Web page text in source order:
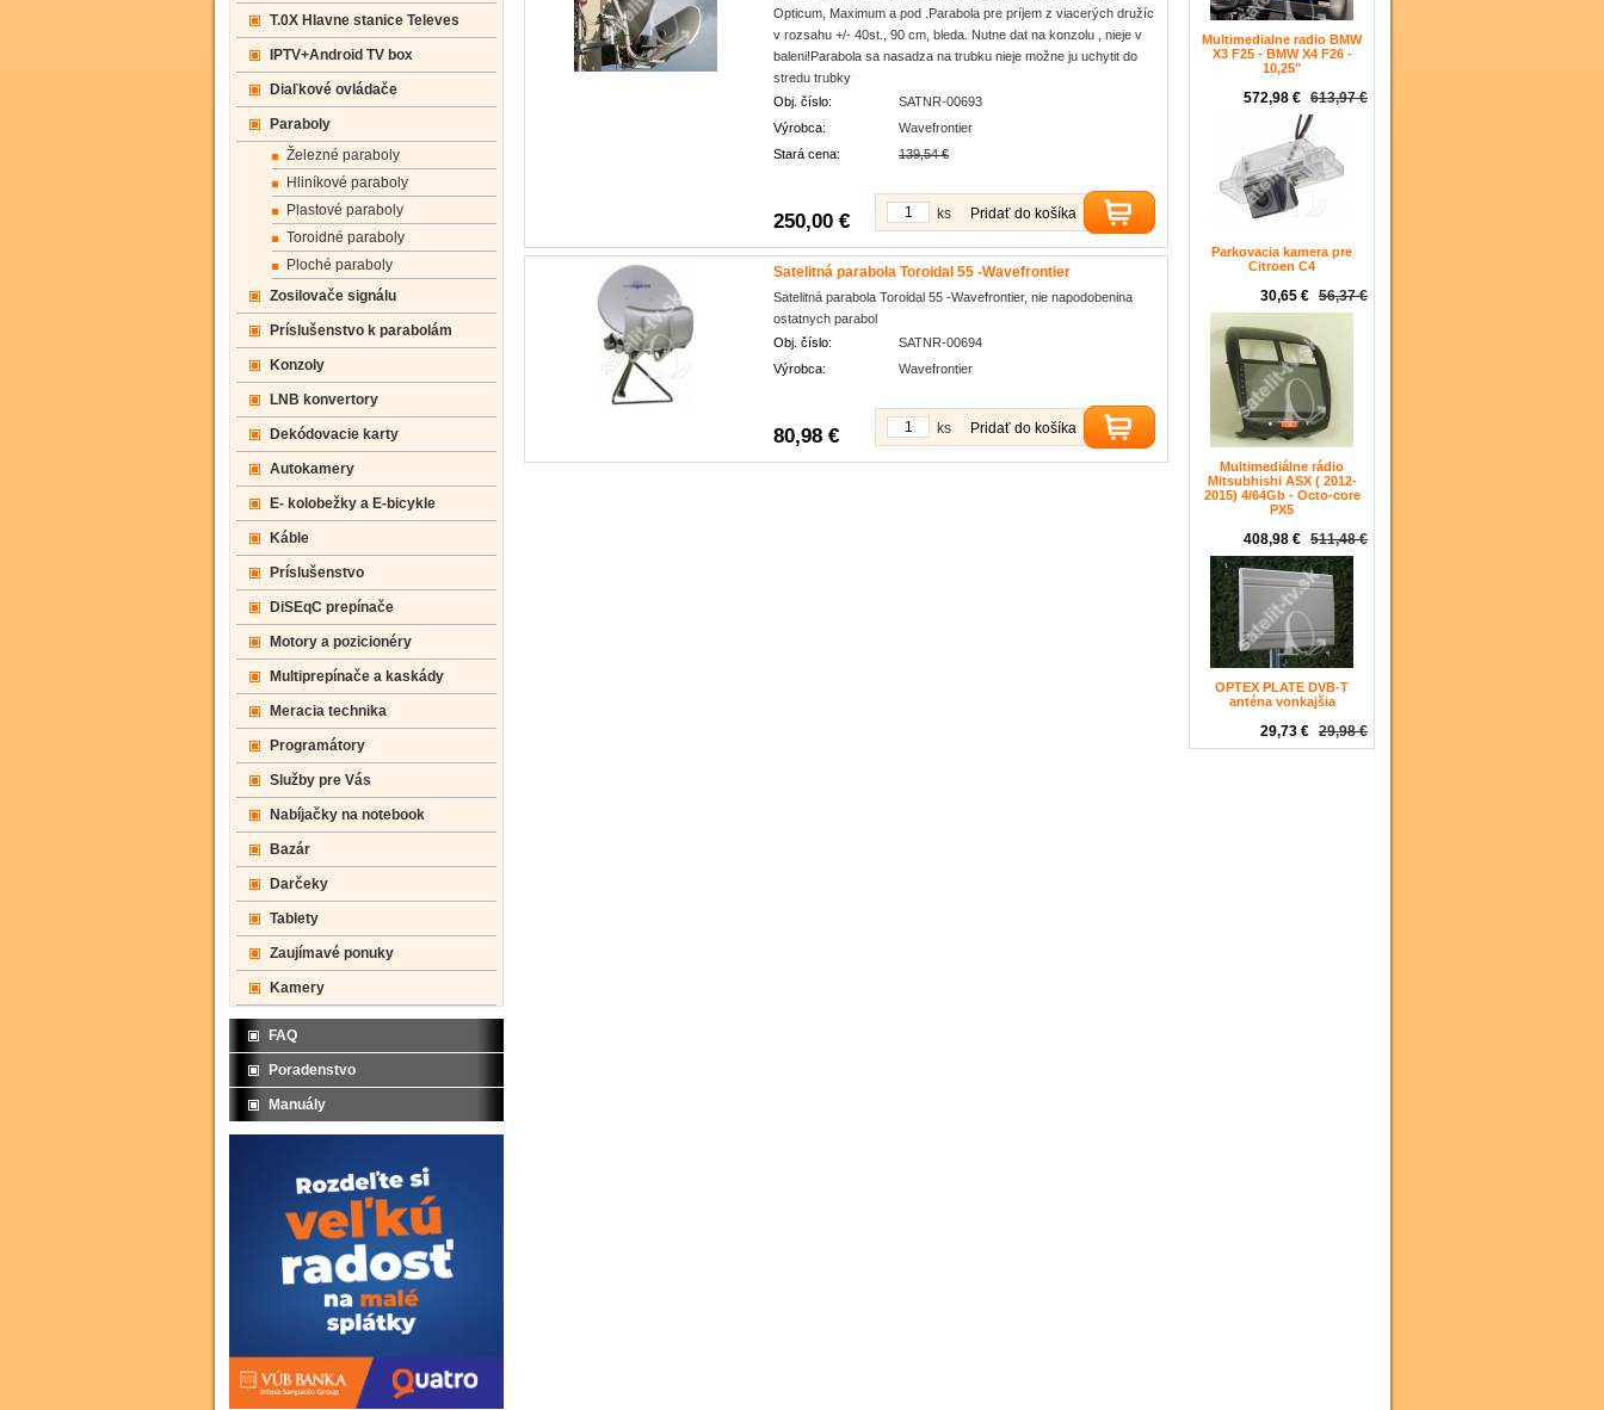
Opticum, Maximum a pod .Parabola pre príjem z viacerých družíc
v rozsahu +/- 40st., 90 cm, bleda. Nutne dat na konzolu , nieje v
baleni!Parabola sa nasadza na trubku nieje možne ju uchytit do
stredu trubky
Obj. číslo:
SATNR-00693
Výrobca:
Wavefrontier
Stará cena:
139,54 €
250,00 € Pridať do košíka
ks
Satelitná parabola Toroidal 55 -Wavefrontier
Satelitná parabola Toroidal 55 -Wavefrontier, nie napodobenina
ostatnych parabol
Obj. číslo:
SATNR-00694
Výrobca:
Wavefrontier
80,98 € Pridať do košíka
ks
T.0X Hlavne stanice Televes
IPTV+Android TV box
Diaľkové ovládače
Paraboly
Železné paraboly
Hliníkové paraboly
Plastové paraboly
Toroidné paraboly
Ploché paraboly
Zosilovače signálu
Príslušenstvo k parabolám
Konzoly
LNB konvertory
Dekódovacie karty
Autokamery
E- kolobežky a E-bicykle
Káble
Príslušenstvo
DiSEqC prepínače
Motory a pozicionéry
Multiprepínače a kaskády
Meracia technika
Programátory
Služby pre Vás
Nabíjačky na notebook
Bazár
Darčeky
Tablety
Zaujímavé ponuky
Kamery
FAQ
Poradenstvo
Manuály
Multimedialne radio BMW
X3 F25 - BMW X4 F26 -
10,25"
572,98 € 613,97 €
Parkovacia kamera pre
Citroen C4
30,65 € 56,37 €
Multimediálne rádio
Mitsubhishi ASX ( 2012-
2015) 4/64Gb - Octo-core
PX5
408,98 € 511,48 €
OPTEX PLATE DVB-T
anténa vonkajšia
29,73 € 29,98 €